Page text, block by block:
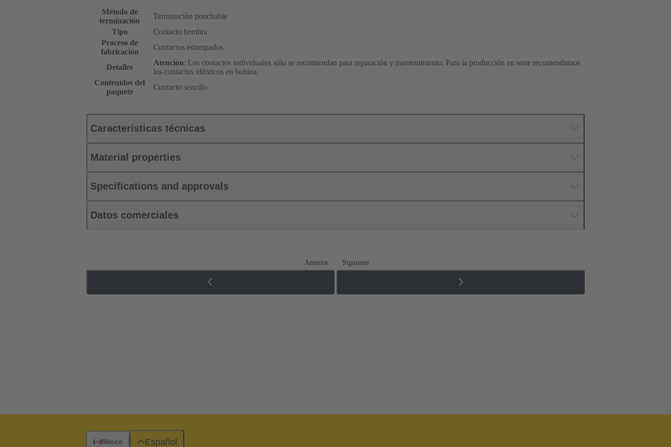
Método de
terminación
Terminación ponchable
Tipo
Contacto hembra
Proceso de
fabricación
Contactos estampados
Detalles
Atención: Los contactos individuales sólo se recomiendan para reparación y mantenimiento. Para la producción en serie recomendamos
los contactos idénticos en bobina.
Contenidos del
paquete
Contacto sencillo
Características técnicas
Material properties
Specifications and approvals
Datos comerciales
Anterior Siguiente
México Español